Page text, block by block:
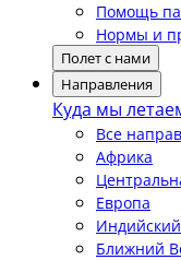
Помощь
Нормы и
Полет с нами
Направления
Куда мы
Все
Африка
Европа
Ближний